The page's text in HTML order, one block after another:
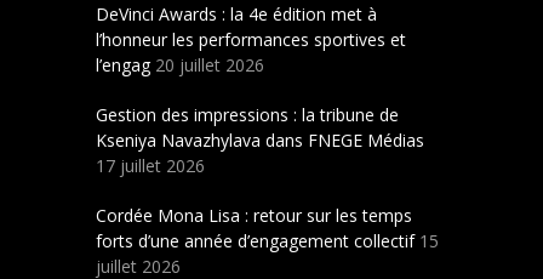
DeVinci Awards : la 4e édition met à
l’honneur les performances sportives et
l’engag 20 juillet 2026
Gestion des impressions : la tribune de
Kseniya Navazhylava dans FNEGE Médias
17 juillet 2026
Cordée Mona Lisa : retour sur les temps
forts d’une année d’engagement collectif 15
juillet 2026